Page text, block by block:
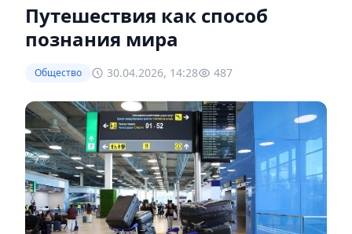
Путешествия как способ
познания мира
Общество 30.04.2026, 14:28 487